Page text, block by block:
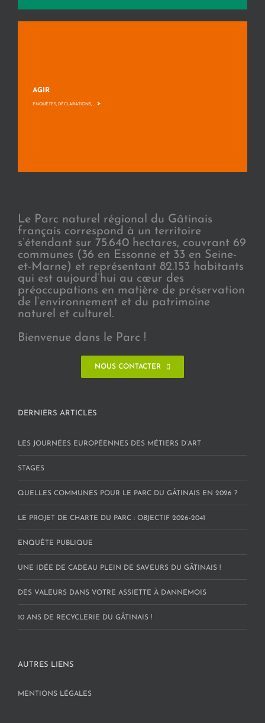
AGIR
ENQUÊTES, DÉCLARATIONS, ... >
Le Parc naturel régional du Gâtinais
français correspond à un territoire
s’étendant sur 75.640 hectares, couvrant 69
communes (36 en Essonne et 33 en Seine-
et-Marne) et représentant 82.153 habitants
qui est aujourd’hui au cœur des
préoccupations en matière de préservation
de l’environnement et du patrimoine
naturel et culturel.
Bienvenue dans le Parc !
NOUS CONTACTER
DERNIERS ARTICLES
LES JOURNÉES EUROPÉENNES DES MÉTIERS D’ART
STAGES
QUELLES COMMUNES POUR LE PARC DU GÂTINAIS EN 2026 ?
LE PROJET DE CHARTE DU PARC : OBJECTIF 2026-2041
ENQUÊTE PUBLIQUE
UNE IDÉE DE CADEAU PLEIN DE SAVEURS DU GÂTINAIS !
DES VALEURS DANS VOTRE ASSIETTE À DANNEMOIS
10 ANS DE RECYCLERIE DU GÂTINAIS !
AUTRES LIENS
MENTIONS LÉGALES